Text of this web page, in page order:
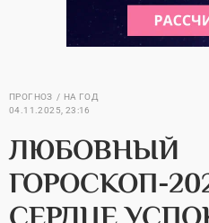
ПРОГНОЗ
НА ГОД
04.11.2025, 23:16
ЛЮБОВНЫЙ
ГОРОСКОП-
СЕРДЦЕ